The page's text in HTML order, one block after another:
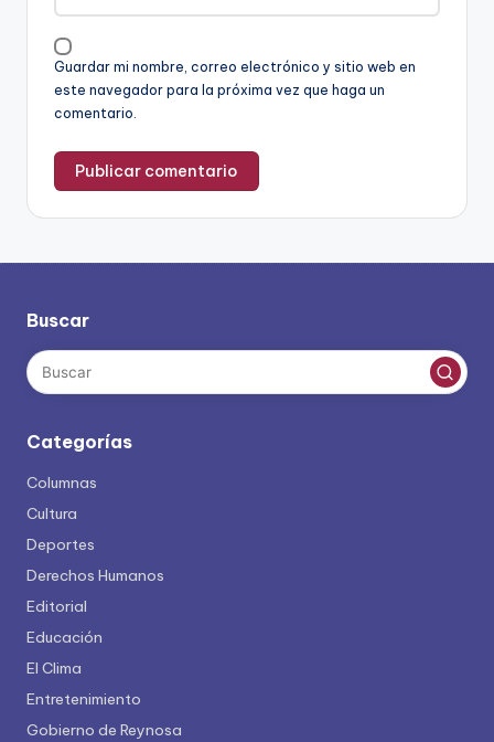
Guardar mi nombre, correo electrónico y sitio web en
este navegador para la próxima vez que haga un
comentario.
Buscar
Categorías
Columnas
Cultura
Deportes
Derechos Humanos
Editorial
Educación
El Clima
Entretenimiento
Gobierno de Reynosa